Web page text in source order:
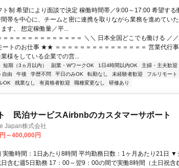
ト制 希望により面談で決定 稼働時間帯／9:00～17:00 希望する
帯を中心に、チームと密に連携を取りながら業務を進めてい
す。 想定稼働量／平...
＝＝＝＝＝＝＝＝＝＝＝＝＝ ＼＼ 日本全国どこでも働ける ／／
トのお仕事 ★★ ＝＝＝＝＝＝＝＝＝＝＝＝＝＝＝ 営業代行
様をしている企業での営...
短期（3ヵ月以内） 副業・WワークOK 1日4時間以内OK
主婦・主夫歓迎
自由 午後 学歴不問 平日のみOK 転勤なし 未経験者歓迎
フルリモート
OK 残業なし 有資格者歓迎 職種変更なし 研修あり
民泊サービスAirbnbのカスタマーサポート
Japan株式会社
～400,000円
実働時間：1日あたり8時間 平均勤務日数：1ヶ月あたり21日 ▼
日含む週5日勤務 17：00～翌9：00の間で実働8時間（土日祝含